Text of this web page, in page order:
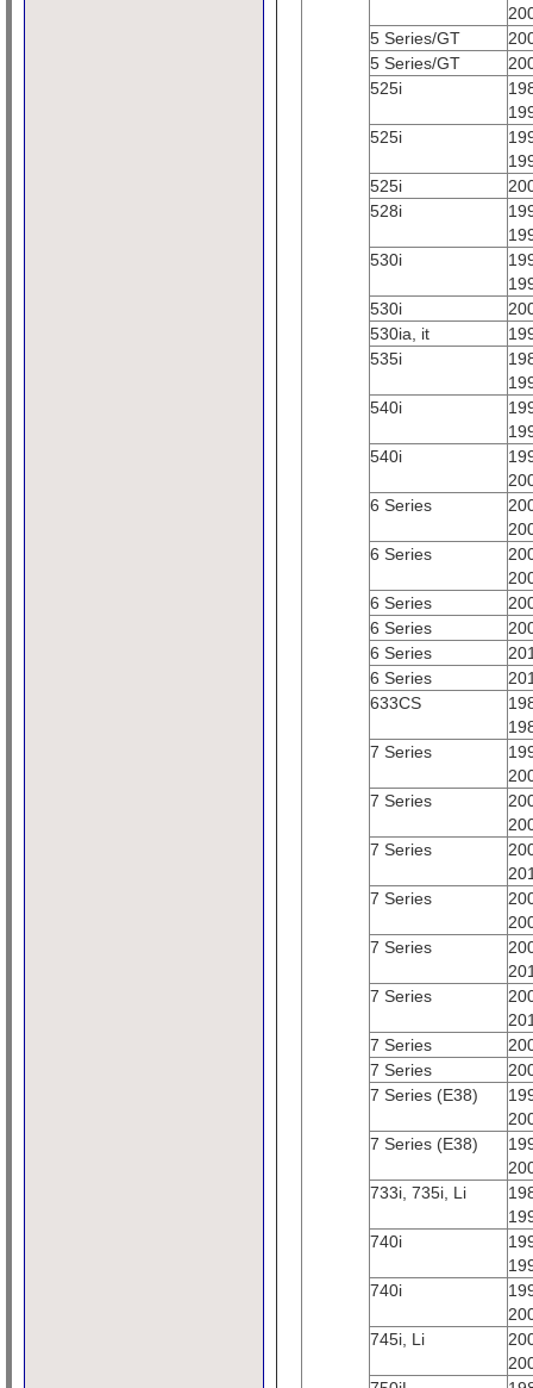
5 Series/GT
5 Series/GT
525i
525i
525i
528i
530i
530i
530ia, it
535i
540i
540i
6 Series
6 Series
6 Series
6 Series
6 Series
6 Series
633CS
7 Series
7 Series
7 Series
7 Series
7 Series
7 Series
7 Series
7 Series
7 Series (E38)
7 Series (E38)
733i, 735i, Li
740i
740i
745i, Li